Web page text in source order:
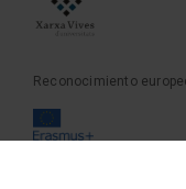
Reconocimiento